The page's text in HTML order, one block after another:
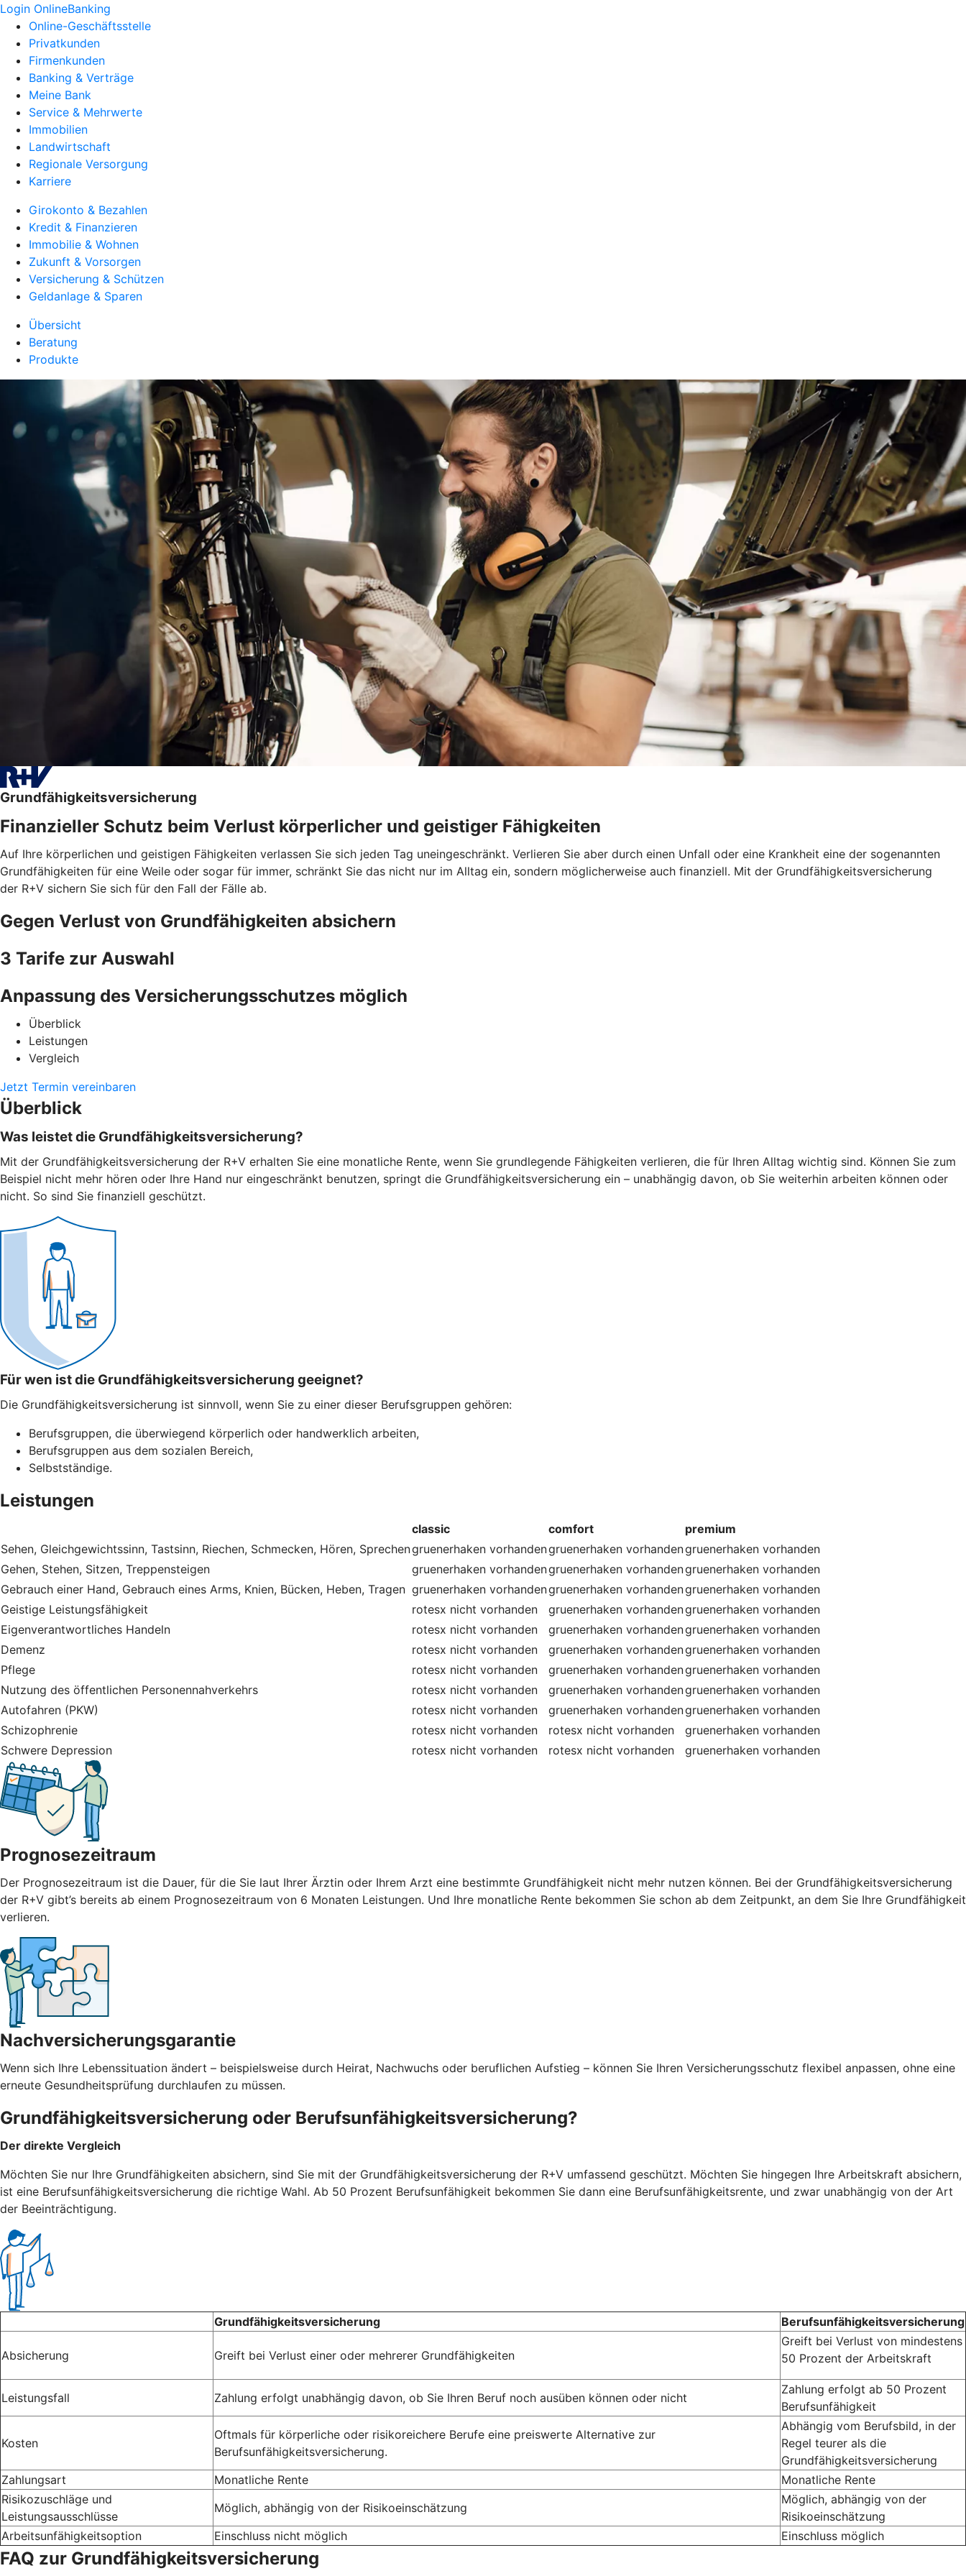
Login OnlineBanking
Online-Geschäftsstelle
Privatkunden
Firmenkunden
Banking & Verträge
Meine Bank
Service & Mehrwerte
Immobilien
Landwirtschaft
Regionale Versorgung
Karriere
Girokonto & Bezahlen
Kredit & Finanzieren
Immobilie & Wohnen
Zukunft & Vorsorgen
Versicherung & Schützen
Geldanlage & Sparen
Übersicht
Beratung
Produkte
Grundfähigkeitsversicherung
Finanzieller Schutz beim Verlust körperlicher und geistiger Fähigkeiten
Auf Ihre körperlichen und geistigen Fähigkeiten verlassen Sie sich jeden Tag uneingeschränkt. Verlieren Sie aber durch einen Unfall oder eine Krankheit eine der sogenannten
Grundfähigkeiten für eine Weile oder sogar für immer, schränkt Sie das nicht nur im Alltag ein, sondern möglicherweise auch finanziell. Mit der Grundfähigkeitsversicherung
der R+V sichern Sie sich für den Fall der Fälle ab.
Gegen Verlust von Grundfähigkeiten absichern
3 Tarife zur Auswahl
Anpassung des Versicherungsschutzes möglich
Überblick
Leistungen
Vergleich
Jetzt Termin vereinbaren
Überblick
Was leistet die Grundfähigkeitsversicherung?
Mit der Grundfähigkeitsversicherung der R+V erhalten Sie eine monatliche Rente, wenn Sie grundlegende Fähigkeiten verlieren, die für Ihren Alltag wichtig sind. Können Sie zum
Beispiel nicht mehr hören oder Ihre Hand nur eingeschränkt benutzen, springt die Grundfähigkeitsversicherung ein – unabhängig davon, ob Sie weiterhin arbeiten können oder
nicht. So sind Sie finanziell geschützt.
Für wen ist die Grundfähigkeitsversicherung geeignet?
Die Grundfähigkeitsversicherung ist sinnvoll, wenn Sie zu einer dieser Berufsgruppen gehören:
Berufsgruppen, die überwiegend körperlich oder handwerklich arbeiten,
Berufsgruppen aus dem sozialen Bereich,
Selbstständige.
Leistungen
classic comfort
premium
Sehen, Gleichgewichtssinn, Tastsinn, Riechen, Schmecken, Hören, Sprechengruenerhaken vorhandengruenerhaken vorhandengruenerhaken vorhanden
Gehen, Stehen, Sitzen, Treppensteigen
gruenerhaken vorhandengruenerhaken vorhandengruenerhaken vorhanden
Gebrauch einer Hand, Gebrauch eines Arms, Knien, Bücken, Heben, Tragen gruenerhaken vorhandengruenerhaken vorhandengruenerhaken vorhanden
Geistige Leistungsfähigkeit
rotesx nicht vorhanden gruenerhaken vorhandengruenerhaken vorhanden
Eigenverantwortliches Handeln
rotesx nicht vorhanden gruenerhaken vorhandengruenerhaken vorhanden
Demenz
rotesx nicht vorhanden gruenerhaken vorhandengruenerhaken vorhanden
Pflege
rotesx nicht vorhanden gruenerhaken vorhandengruenerhaken vorhanden
Nutzung des öffentlichen Personennahverkehrs
rotesx nicht vorhanden gruenerhaken vorhandengruenerhaken vorhanden
Autofahren (PKW)
rotesx nicht vorhanden gruenerhaken vorhandengruenerhaken vorhanden
Schizophrenie
rotesx nicht vorhanden rotesx nicht vorhanden gruenerhaken vorhanden
Schwere Depression
rotesx nicht vorhanden rotesx nicht vorhanden gruenerhaken vorhanden
Prognosezeitraum
Der Prognosezeitraum ist die Dauer, für die Sie laut Ihrer Ärztin oder Ihrem Arzt eine bestimmte Grundfähigkeit nicht mehr nutzen können. Bei der Grundfähigkeitsversicherung
der R+V gibt’s bereits ab einem Prognosezeitraum von 6 Monaten Leistungen. Und Ihre monatliche Rente bekommen Sie schon ab dem Zeitpunkt, an dem Sie Ihre Grundfähigkeit
verlieren.
Nachversicherungsgarantie
Wenn sich Ihre Lebenssituation ändert – beispielsweise durch Heirat, Nachwuchs oder beruflichen Aufstieg – können Sie Ihren Versicherungsschutz flexibel anpassen, ohne eine
erneute Gesundheitsprüfung durchlaufen zu müssen.
Grundfähigkeitsversicherung oder Berufsunfähigkeitsversicherung?
Der direkte Vergleich
Möchten Sie nur Ihre Grundfähigkeiten absichern, sind Sie mit der Grundfähigkeitsversicherung der R+V umfassend geschützt. Möchten Sie hingegen Ihre Arbeitskraft absichern,
ist eine Berufsunfähigkeitsversicherung die richtige Wahl. Ab 50 Prozent Berufsunfähigkeit bekommen Sie dann eine Berufsunfähigkeitsrente, und zwar unabhängig von der Art
der Beeinträchtigung.
Grundfähigkeitsversicherung Berufsunfähigkeitsversicherung
Absicherung Greift bei Verlust einer oder mehrerer Grundfähigkeiten
Greift bei Verlust von mindestens
50 Prozent der Arbeitskraft
Leistungsfall Zahlung erfolgt unabhängig davon, ob Sie Ihren Beruf noch ausüben können oder nicht
Zahlung erfolgt ab 50 Prozent
Berufsunfähigkeit
Kosten
Oftmals für körperliche oder risikoreichere Berufe eine preiswerte Alternative zur
Berufsunfähigkeitsversicherung.
Abhängig vom Berufsbild, in der
Regel teurer als die
Grundfähigkeitsversicherung
Zahlungsart
Monatliche Rente
Monatliche Rente
Risikozuschläge und
Leistungsausschlüsse
Möglich, abhängig von der Risikoeinschätzung
Möglich, abhängig von der
Risikoeinschätzung
Arbeitsunfähigkeitsoption
Einschluss nicht möglich Einschluss möglich
FAQ zur Grundfähigkeitsversicherung